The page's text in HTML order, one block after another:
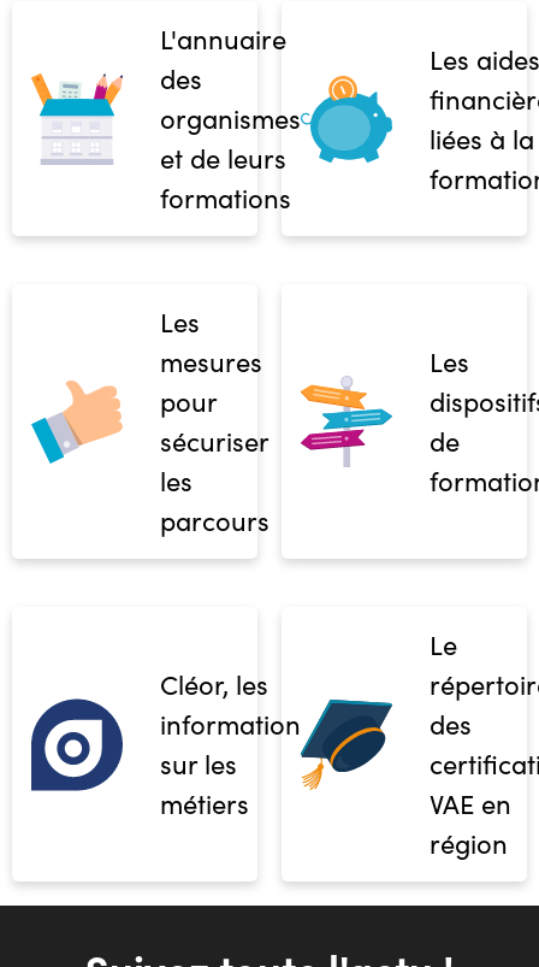
L'annuaire
des
organismes
et de leurs
formations
Les aides
liées à la
Les
mesures
pour
sécuriser
les
parcours
Les
de
Cléor, les
informations
sur les
métiers
Le
des
VAE en
région